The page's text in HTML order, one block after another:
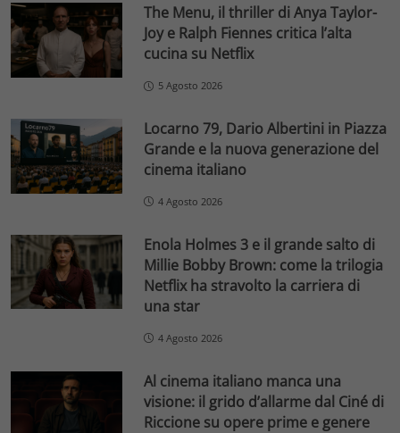
The Menu, il thriller di Anya Taylor-
Joy e Ralph Fiennes critica l’alta
cucina su Netflix
5 Agosto 2026
Locarno 79, Dario Albertini in Piazza
Grande e la nuova generazione del
cinema italiano
4 Agosto 2026
Enola Holmes 3 e il grande salto di
Millie Bobby Brown: come la trilogia
Netflix ha stravolto la carriera di
una star
4 Agosto 2026
Al cinema italiano manca una
visione: il grido d’allarme dal Ciné di
Riccione su opere prime e genere